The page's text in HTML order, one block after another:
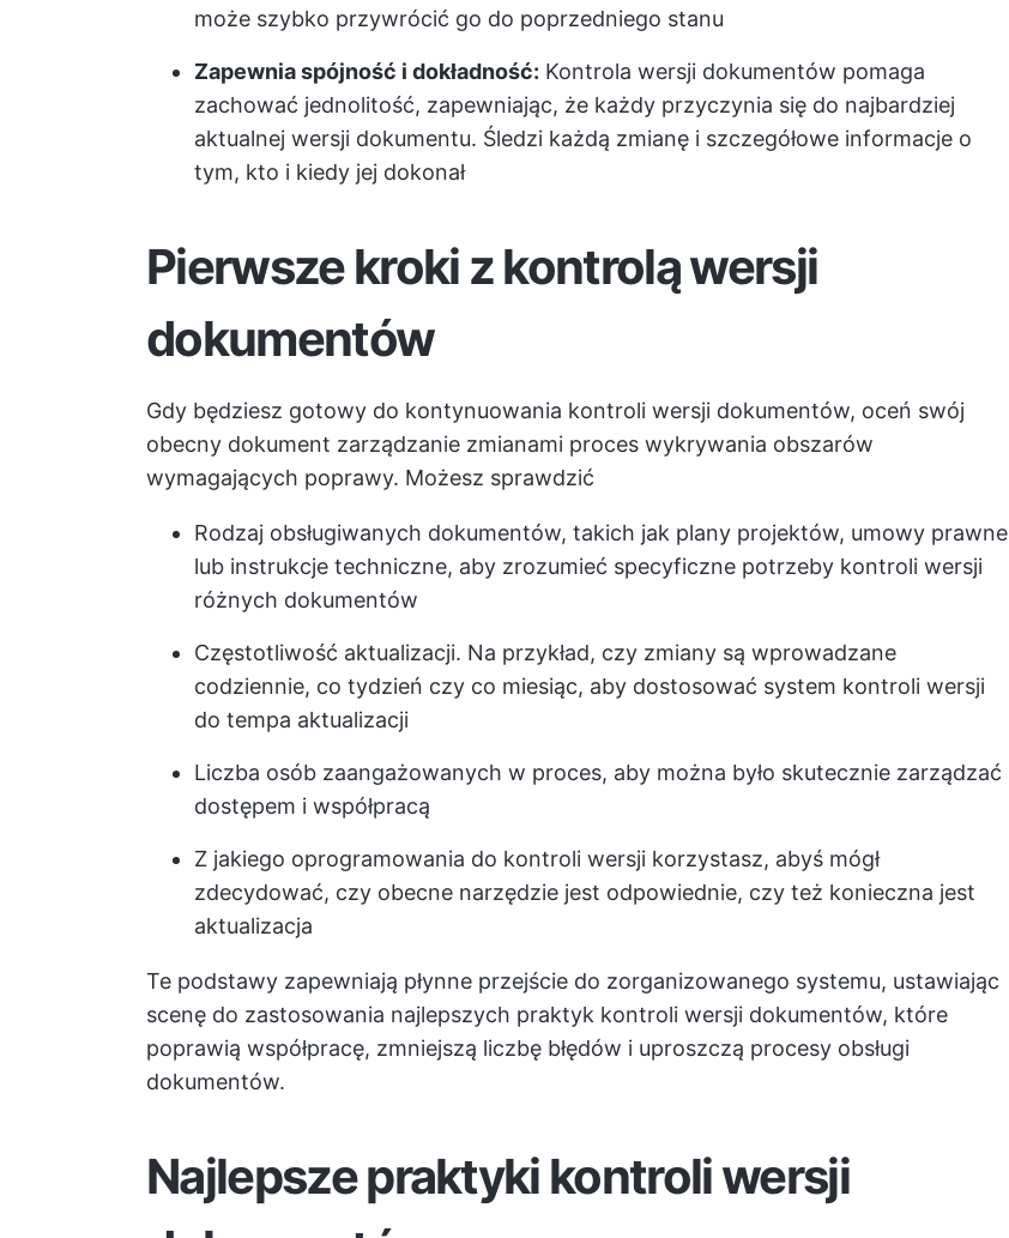
może szybko przywrócić go do poprzedniego stanu
Zapewnia spójność i dokładność: Kontrola wersji dokumentów pomaga
zachować jednolitość, zapewniając, że każdy przyczynia się do najbardziej
aktualnej wersji dokumentu. Śledzi każdą zmianę i szczegółowe informacje o
tym, kto i kiedy jej dokonał
Pierwsze kroki z kontrolą wersji
dokumentów
Gdy będziesz gotowy do kontynuowania kontroli wersji dokumentów, oceń swój
obecny dokument zarządzanie zmianami proces wykrywania obszarów
wymagających poprawy. Możesz sprawdzić
Rodzaj obsługiwanych dokumentów, takich jak plany projektów, umowy prawne
lub instrukcje techniczne, aby zrozumieć specyficzne potrzeby kontroli wersji
różnych dokumentów
Częstotliwość aktualizacji. Na przykład, czy zmiany są wprowadzane
codziennie, co tydzień czy co miesiąc, aby dostosować system kontroli wersji
do tempa aktualizacji
Liczba osób zaangażowanych w proces, aby można było skutecznie zarządzać
dostępem i współpracą
Z jakiego oprogramowania do kontroli wersji korzystasz, abyś mógł
zdecydować, czy obecne narzędzie jest odpowiednie, czy też konieczna jest
aktualizacja
Te podstawy zapewniają płynne przejście do zorganizowanego systemu, ustawiając
scenę do zastosowania najlepszych praktyk kontroli wersji dokumentów, które
poprawią współpracę, zmniejszą liczbę błędów i uproszczą procesy obsługi
dokumentów.
Najlepsze praktyki kontroli wersji